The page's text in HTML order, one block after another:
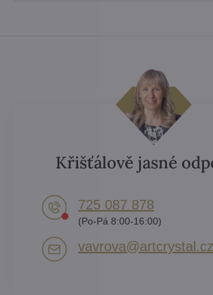
Křišťálově jasné
725 087 878​
(Po-Pá 8:00-16:00)
vavrova​@artcrystal​.cz